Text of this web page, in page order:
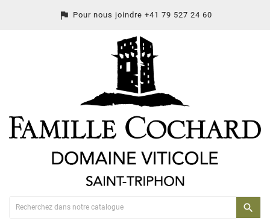
assistant_photo Pour nous joindre +41 79 527 24 60
